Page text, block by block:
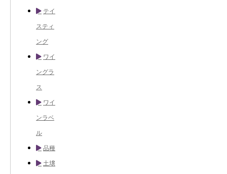
テイ
スティ
ング
ワイ
ングラ
ス
ワイ
ンラベ
ル
品種
土壌